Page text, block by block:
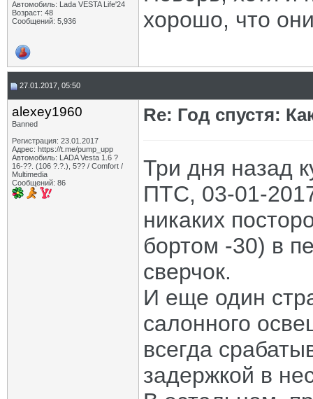
Автомобиль: Lada VESTA Life'24
Возраст: 48
Сообщений: 5,936
хорошо, что
27.01.2017, 05:50
alexey1960
Banned
Регистрация: 23.01.2017
Адрес: https://t.me/pump_upp
Автомобиль: LADA Vesta 1.6 ?
16-??. (106 ?.?.), 5?? / Comfort /
Multimedia
Сообщений: 86
Re: Год спустя:
Три дня назад
ПТС, 03-01-
никаких
бортом -30) в
сверчок.
И еще один
салонного
всегда
задержкой в